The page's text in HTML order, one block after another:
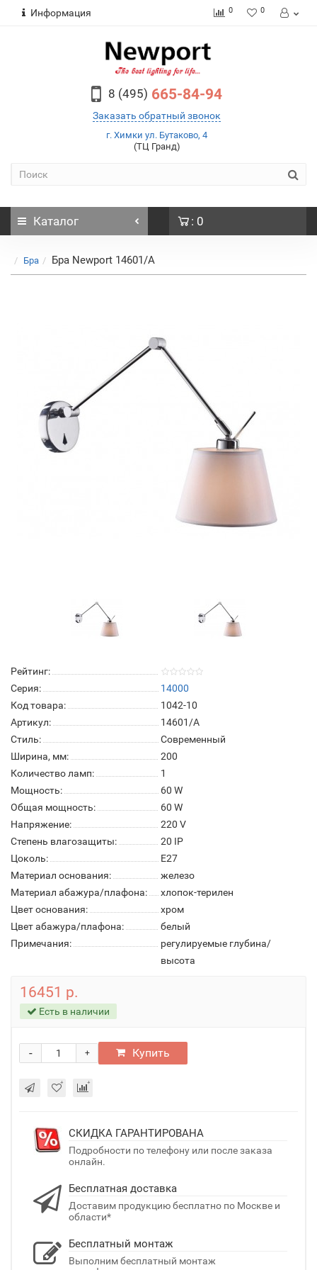
Информация 0 0
8 (495) 665-84-94
Заказать обратный звонок
г. Химки ул. Бутаково, 4
(ТЦ Гранд)
Каталог : 0
Бра Бра Newport 14601/A
Рейтинг:
Серия:
14000
Код товара:
1042-10
Артикул:
14601/A
Стиль:
Современный
Ширина, мм:
200
Количество ламп:
1
Мощность:
60 W
Общая мощность:
60 W
Напряжение:
220 V
Степень влагозащиты:
20 IP
Цоколь:
E27
Материал основания:
железо
Материал абажура/плафона:
хлопок-терилен
Цвет основания:
хром
Цвет абажура/плафона:
белый
Примечания:
регулируемые глубина/
высота
16451 р.
Есть в наличии
+
- Купить
СКИДКА ГАРАНТИРОВАНА
Подробности по телефону или после заказа
онлайн.
Бесплатная доставка
Доставим продукцию бесплатно по Москве и
области*
Бесплатный монтаж
Выполним бесплатный монтаж